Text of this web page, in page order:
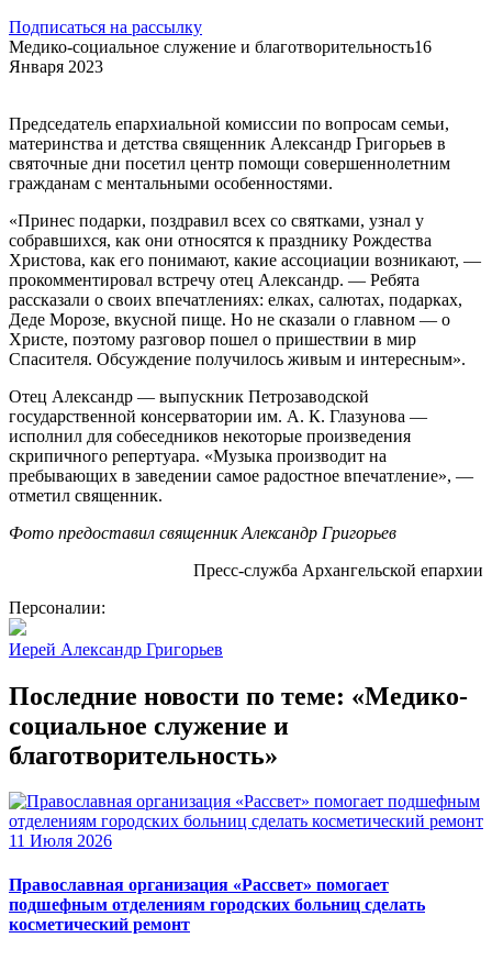
Подписаться на рассылку
Медико-социальное служение и благотворительность16
Января 2023
Председатель епархиальной комиссии по вопросам семьи,
материнства и детства священник Александр Григорьев в
святочные дни посетил центр помощи совершеннолетним
гражданам с ментальными особенностями.
«Принес подарки, поздравил всех со святками, узнал у
собравшихся, как они относятся к празднику Рождества
Христова, как его понимают, какие ассоциации возникают, —
прокомментировал встречу отец Александр. — Ребята
рассказали о своих впечатлениях: елках, салютах, подарках,
Деде Морозе, вкусной пище. Но не сказали о главном — о
Христе, поэтому разговор пошел о пришествии в мир
Спасителя. Обсуждение получилось живым и интересным».
Отец Александр — выпускник Петрозаводской
государственной консерватории им. А. К. Глазунова —
исполнил для собеседников некоторые произведения
скрипичного репертуара. «Музыка производит на
пребывающих в заведении самое радостное впечатление», —
отметил священник.
Фото предоставил священник Александр Григорьев
Пресс-служба Архангельской епархии
Персоналии:
Иерей Александр Григорьев
Последние новости по теме: «Медико-
социальное служение и
благотворительность»
11 Июля 2026
Православная организация «Рассвет» помогает
подшефным отделениям городских больниц сделать
косметический ремонт